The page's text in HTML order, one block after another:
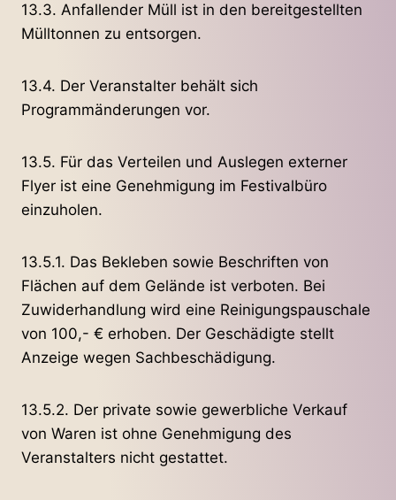
13.3. Anfallender Müll ist in den bereitgestellten
Mülltonnen zu entsorgen.
13.4. Der Veranstalter behält sich
Programmänderungen vor.
13.5. Für das Verteilen und Auslegen externer
Flyer ist eine Genehmigung im Festivalbüro
einzuholen.
13.5.1. Das Bekleben sowie Beschriften von
Flächen auf dem Gelände ist verboten. Bei
Zuwiderhandlung wird eine Reinigungspauschale
von 100,- € erhoben. Der Geschädigte stellt
Anzeige wegen Sachbeschädigung.
13.5.2. Der private sowie gewerbliche Verkauf
von Waren ist ohne Genehmigung des
Veranstalters nicht gestattet.